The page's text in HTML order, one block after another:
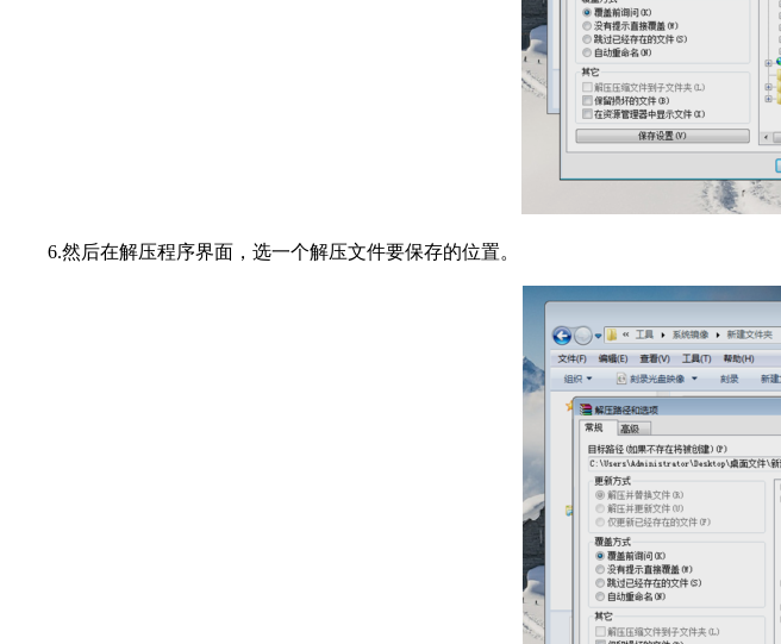
6.然后在解压程序界面，选一个解压文件要保存的位置。